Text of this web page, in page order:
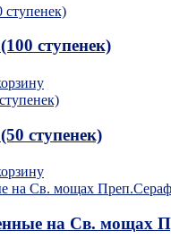
ступенек)
ступенек)
на Св. мощах